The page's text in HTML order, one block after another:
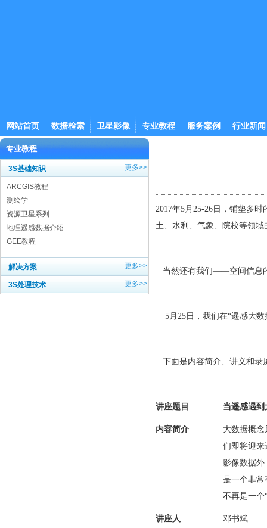
网站首页 数据检索 卫星影像 专业教程 服务案例 行业新闻
专业教程
3S基础知识 更多>>
ARCGIS教程
测绘学
资源卫星系列
地理遥感数据介绍
GEE教程
解决方案 更多>>
3S处理技术 更多>>
2017年5月25-26日，铺垫多
土、水利、气象、院校等领
当然还有我们——空间信息
5月25日，我们在“遥感大
下面是内容简介、讲义和录
讲座题目 当遥感遇
内容简介
大数据概
们即将迎
影像数据外
是一个非常
不再是一个
讲座人 邓书斌